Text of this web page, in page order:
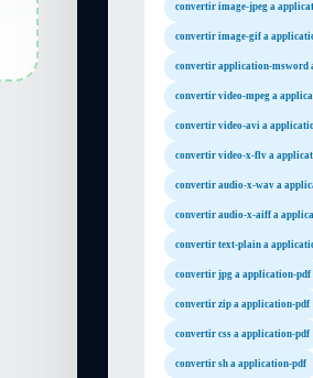
convertir image-jpeg a
convertir image-gif a
convertir application-msword
convertir video-mpeg a
convertir video-avi a
convertir video-x-flv a
convertir audio-x-wav a
convertir audio-x-aiff a
convertir text-plain a
convertir jpg a application-pdf
convertir zip a application-pdf
convertir css a application-pdf
convertir sh a application-pdf